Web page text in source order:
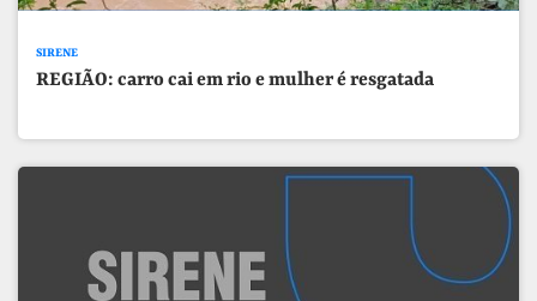
SIRENE
REGIÃO: carro cai em rio e mulher é resgatada